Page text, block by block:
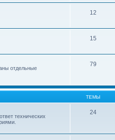
12
15
отдельные
79
ТЕМЫ
технических
24